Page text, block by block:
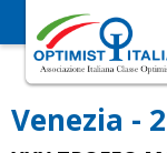
Venezia -